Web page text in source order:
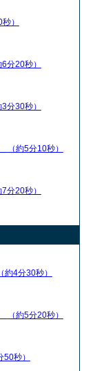
）
6分20秒）
3分30秒）
（約5分10秒）
7分20秒）
（約4分30秒）
（約5分20秒）
50秒）